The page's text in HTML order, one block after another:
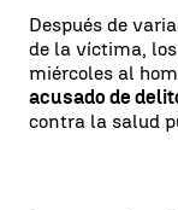
Después de
de la víctima,
miércoles al
acusado de
contra la salud